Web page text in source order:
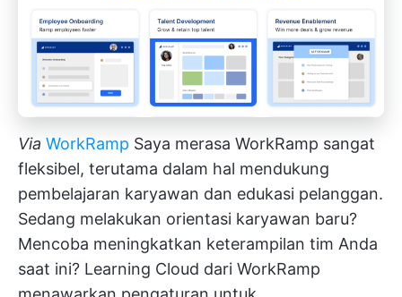
Via WorkRamp Saya merasa WorkRamp sangat
fleksibel, terutama dalam hal mendukung
pembelajaran karyawan dan edukasi pelanggan.
Sedang melakukan orientasi karyawan baru?
Mencoba meningkatkan keterampilan tim Anda
saat ini? Learning Cloud dari WorkRamp